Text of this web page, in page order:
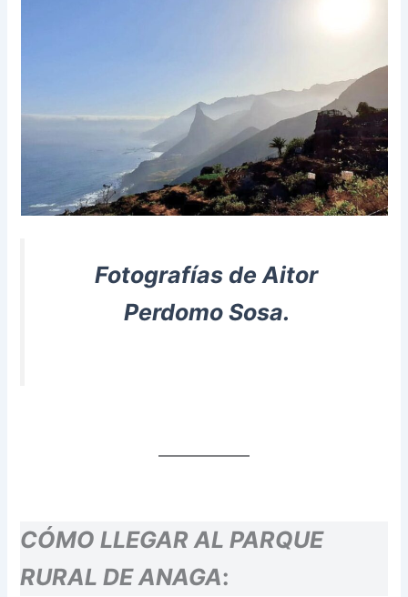
Fotografías de Aitor
Perdomo Sosa.
CÓMO LLEGAR AL PARQUE
RURAL DE ANAGA: